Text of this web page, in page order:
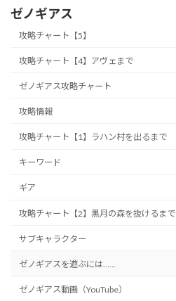
ゼノギアス
攻略チャート【5】
攻略チャート【4】アヴェまで
ゼノギアス攻略チャート
攻略情報
攻略チャート【1】ラハン村を出るまで
キーワード
ギア
攻略チャート【2】黒月の森を抜けるまで
サブキャラクター
ゼノギアスを遊ぶには……
ゼノギアス動画（YouTube）